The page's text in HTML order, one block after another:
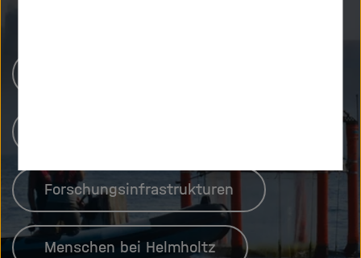
Forschungsinfrastrukturen
Menschen bei Helmholtz